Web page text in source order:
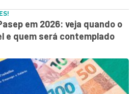
em 2026: veja quando o
e quem será contemplado